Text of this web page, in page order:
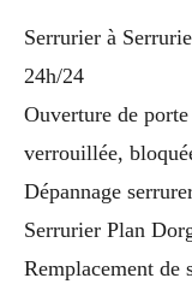
Serrurier à
24h/24
Ouverture de
verrouillée,
Dépannage
Serrurier Plan
Remplacement